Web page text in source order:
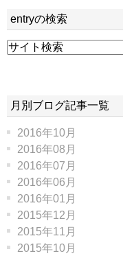
entryの検索
月別ブログ記事一覧
2016年10月
2016年08月
2016年07月
2016年06月
2016年01月
2015年12月
2015年11月
2015年10月